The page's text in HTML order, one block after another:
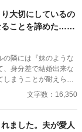
取り戻す話。
大切にしているの
ることを諦めた……
の隣には『妹のような
、身分差で結婚出来な
しまうことが耐えられ
としているのを感じ
文字数：16,350
ました。夫が愛人